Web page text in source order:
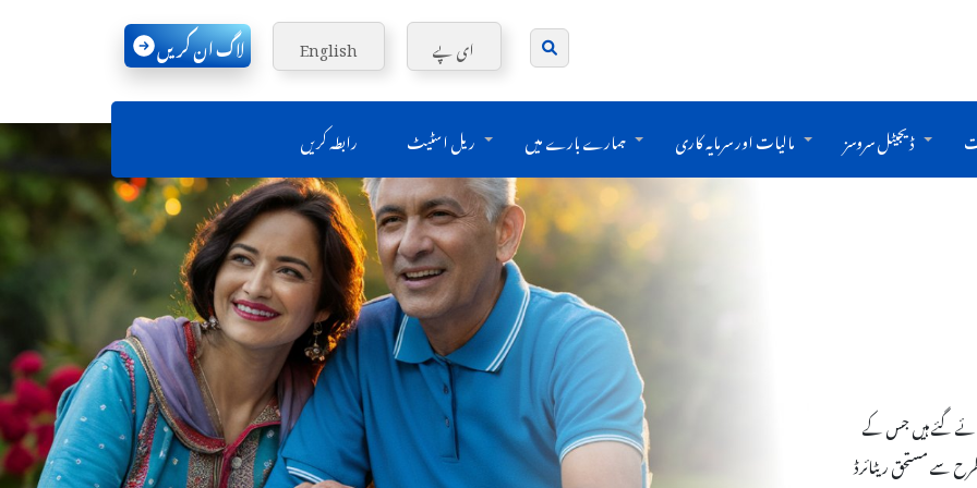
ای پے English لاگ ان کریں
ڈیجیٹل سروسز مالیات اور سرمایہ کاری ہمارے بارے میں ریل اسٹیٹ رابطہ کریں
گئے ہیں جس کے
سے مستحق ریٹائرڈ